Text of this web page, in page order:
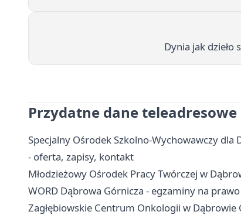
Dynia jak
Przydatne dane teleadresowe
Specjalny Ośrodek Szkolno-Wychowawczy dla
- oferta, zapisy, kontakt
Młodzieżowy Ośrodek Pracy Twórczej w
WORD Dąbrowa Górnicza - egzaminy na
Zagłębiowskie Centrum Onkologii w